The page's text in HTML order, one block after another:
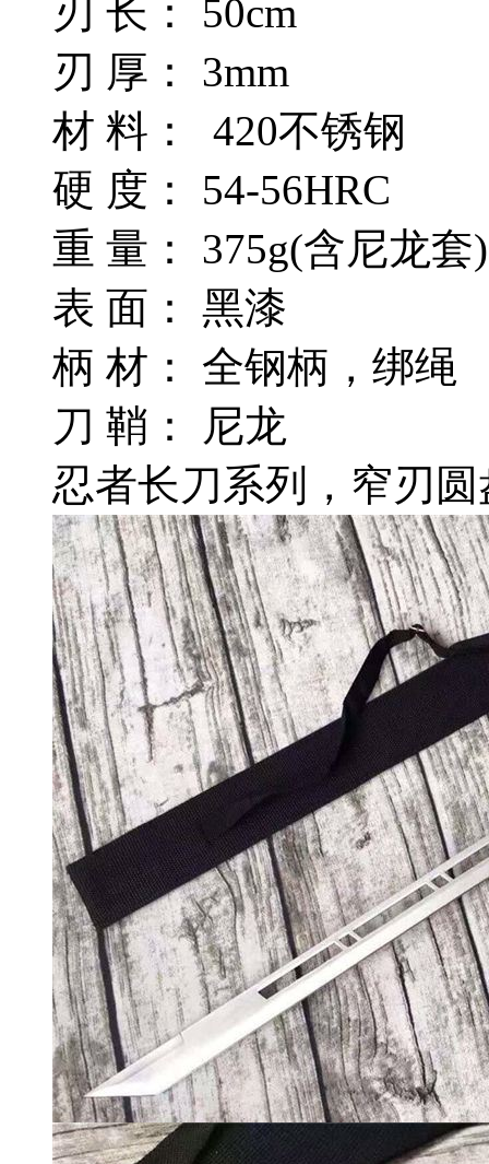
刃 长： 50cm
刃 厚： 3mm
材 料： 420不锈钢
硬 度： 54-56HRC
重 量： 375g(含尼龙
表 面： 黑漆
柄 材： 全钢柄，绑绳
刀 鞘： 尼龙
忍者长刀系列，窄刃